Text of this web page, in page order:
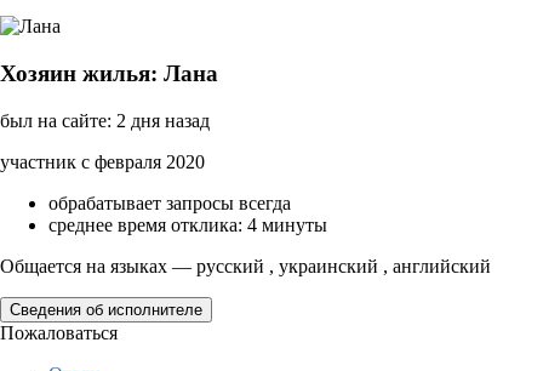
Хозяин жилья: Лана
был на сайте: 2 дня назад
участник с февраля 2020
обрабатывает запросы всегда
среднее время отклика: 4 минуты
Общается на языках — русский , украинский , английский
Сведения об исполнителе
Пожаловаться